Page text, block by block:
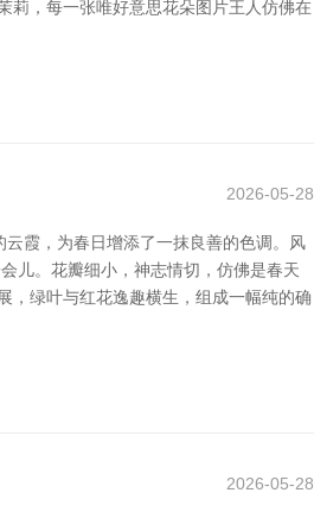
莉，每一张唯好意思花朵图片王人仿佛在
2026-05-28
霞，为春日增添了一抹良善的色调。风
儿。花瓣细小，神志情切，仿佛是春天
，绿叶与红花逸趣横生，组成一幅纯的确
2026-05-28